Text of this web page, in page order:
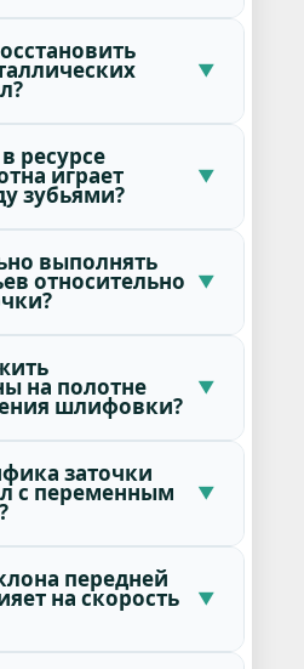
ресурсе
играет
зубьями?
выполнять
относительно
на полотне
шлифовки?
заточки
с переменным
передней
на скорость